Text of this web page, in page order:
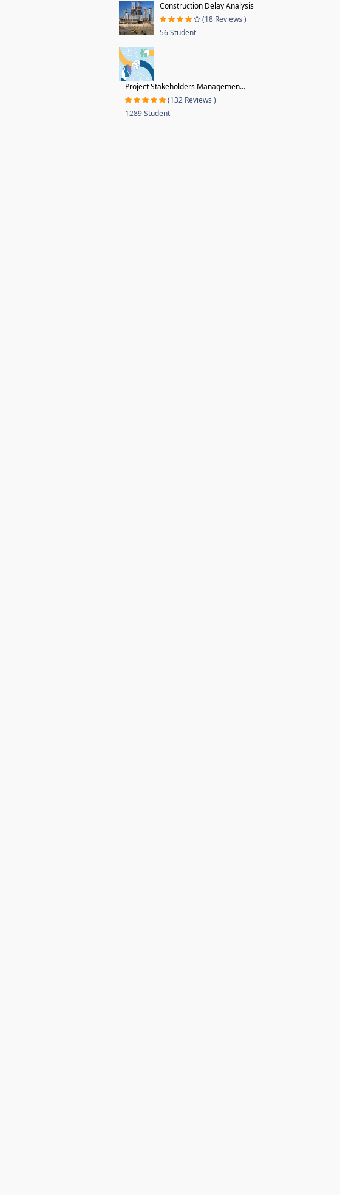
Construction Delay Analysis
(18 Reviews )
56 Student
Project Stakeholders Managemen...
(132 Reviews )
1289 Student